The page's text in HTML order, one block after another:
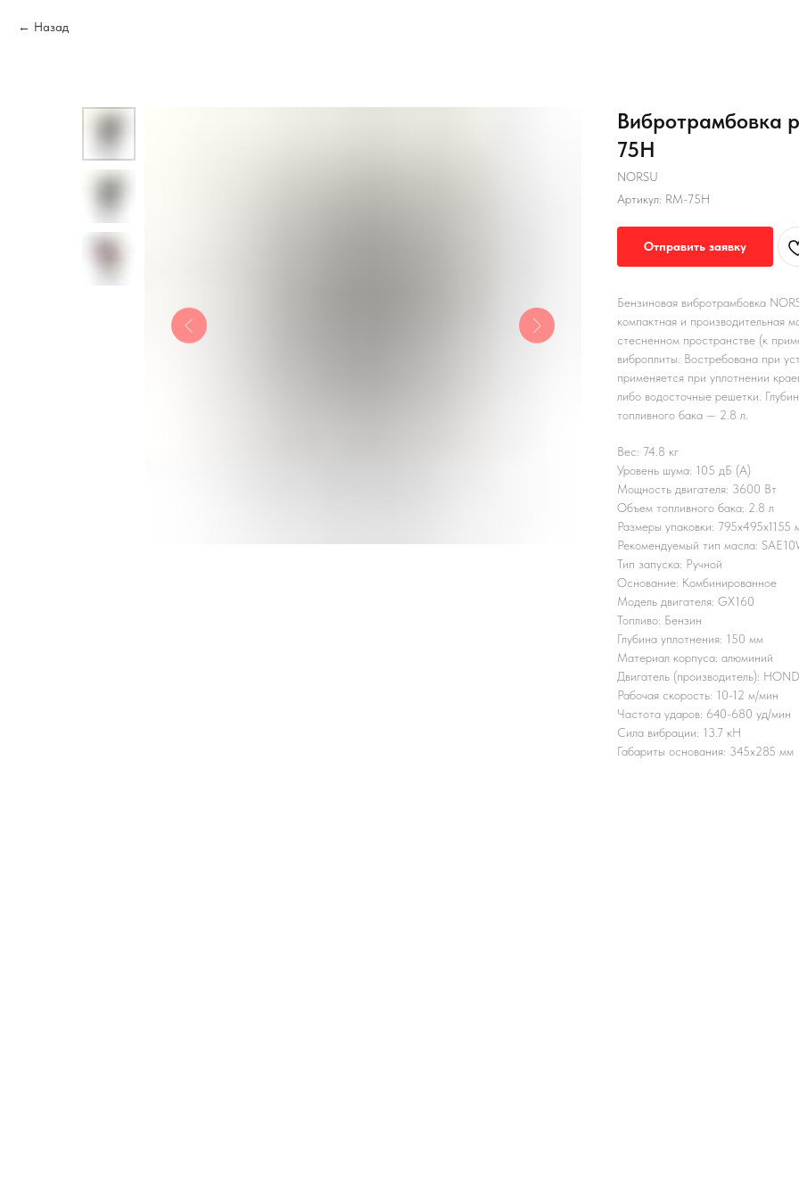
Назад
Вибротрамбовка
75H
NORSU
Артикул: RM-75H
Отправить заявку
Бензиновая вибротрамбовка
компактная и производительная
стесненном пространстве (к
виброплиты. Востребована при
применяется при уплотнении
либо водосточные решетки.
топливного бака — 2.8 л.
Вес: 74.8 кг
Уровень шума: 105 дБ (А)
Мощность двигателя: 3600 Вт
Объем топливного бака: 2.8 л
Размеры упаковки: 795x495x1155
Рекомендуемый тип масла:
Тип запуска: Ручной
Основание: Комбинированное
Модель двигателя: GX160
Топливо: Бензин
Глубина уплотнения: 150 мм
Материал корпуса: алюминий
Двигатель (производитель):
Рабочая скорость: 10-12 м/мин
Частота ударов: 640-680 уд/мин
Сила вибрации: 13.7 кН
Габариты основания: 345x285 мм